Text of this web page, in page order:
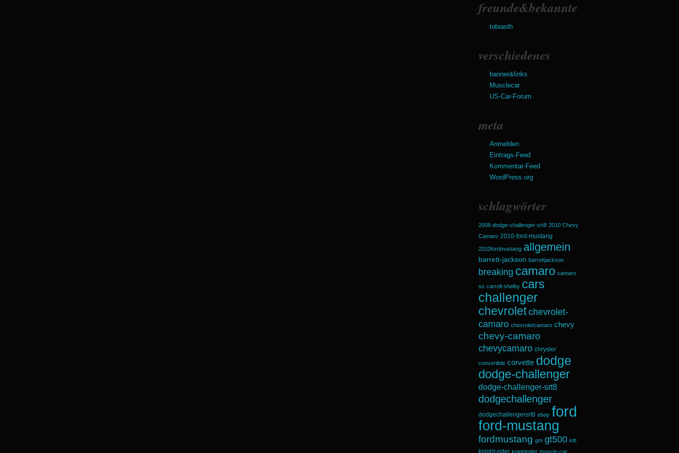
freunde&bekannte
tobiasth
verschiedenes
banner&links
Musclecar
US-Car-Forum
meta
Anmelden
Eintrags-Feed
Kommentar-Feed
WordPress.org
schlagwörter
2008-dodge-challenger-srt8 2010 Chevy
Camaro 2010-ford-mustang
2010fordmustang allgemein
barrett-jackson barrettjackson
breaking camaro camaro
ss carroll-shelby cars
challenger
chevrolet chevrolet-
camaro chevroletcamaro chevy
chevy-camaro
chevycamaro chrysler
convertible corvette dodge
dodge-challenger
dodge-challenger-srt8
dodgechallenger
dodgechallengersrt8 ebay ford
ford-mustang
fordmustang gm gt500 kitt
knight-rider knightrider muscle-car